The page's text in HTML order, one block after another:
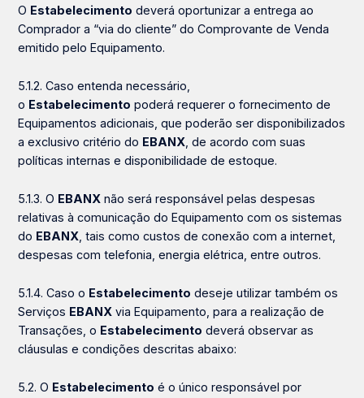
O Estabelecimento deverá oportunizar a entrega ao
Comprador a “via do cliente” do Comprovante de Venda
emitido pelo Equipamento.
5.1.2. Caso entenda necessário,
o Estabelecimento poderá requerer o fornecimento de
Equipamentos adicionais, que poderão ser disponibilizados
aexclusivo critério do EBANX , de acordo com suas
políticas internas e disponibilidade de estoque.
5.1.3. O EBANX não será responsável pelas despesas
relativas à comunicação do Equipamento com os sistemas
do EBANX , tais como custos de conexão com a internet,
despesas com telefonia, energia elétrica, entre outros.
5.1.4. Caso o Estabelecimento desejeutilizar também os
Serviços EBANX via Equipamento, para a realização de
Transações, o Estabelecimento deverá observar as
cláusulas e condições descritas abaixo:
5.2. O Estabelecimento é o único responsável por